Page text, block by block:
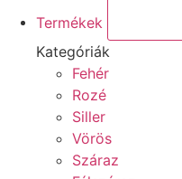
Termékek
Kategóriák
Fehér
Rozé
Siller
Vörös
Száraz